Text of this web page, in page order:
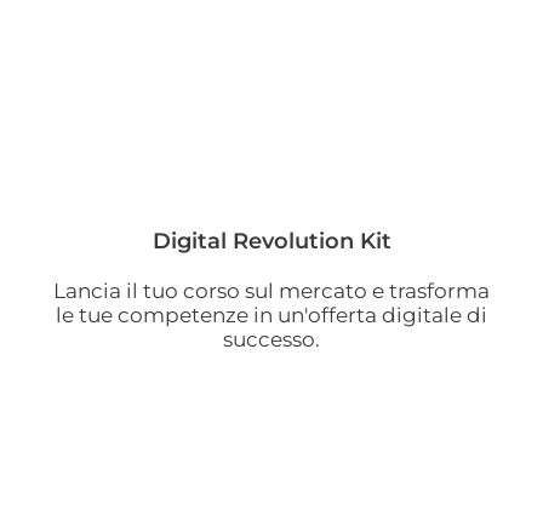
Digital Revolution Kit
Lancia il tuo corso sul mercato e trasforma
le tue competenze in un'offerta digitale di
successo.